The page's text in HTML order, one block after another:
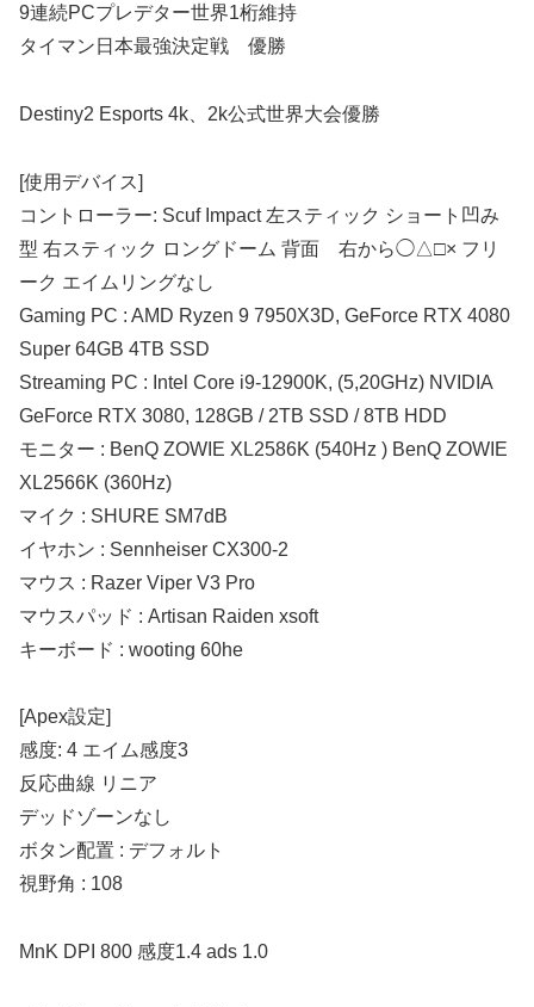
9連続PCプレデター世界1桁維持
タイマン日本最強決定戦 優勝
Destiny2 Esports 4k、2k公式世界大会優勝
[使用デバイス]
コントローラー: Scuf Impact 左スティック ショート凹み
型 右スティック ロングドーム 背面 右から◯△□× フリ
ーク エイムリングなし
Gaming PC : AMD Ryzen 9 7950X3D, GeForce RTX 4080
Super 64GB 4TB SSD
Streaming PC : Intel Core i9-12900K, (5,20GHz) NVIDIA
GeForce RTX 3080, 128GB / 2TB SSD / 8TB HDD
モニター : BenQ ZOWIE XL2586K (540Hz ) BenQ ZOWIE
XL2566K (360Hz)
マイク : SHURE SM7dB
イヤホン : Sennheiser CX300-2
マウス : Razer Viper V3 Pro
マウスパッド : Artisan Raiden xsoft
キーボード : wooting 60he
[Apex設定]
感度: 4 エイム感度3
反応曲線 リニア
デッドゾーンなし
ボタン配置 : デフォルト
視野角 : 108
MnK DPI 800 感度1.4 ads 1.0